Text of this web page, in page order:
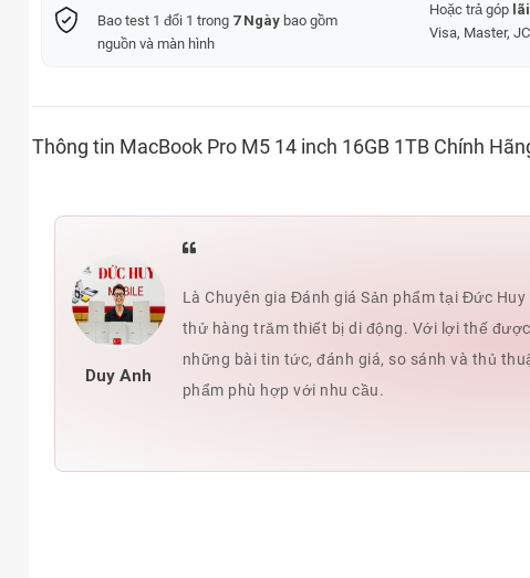
Bao test 1 đổi 1 trong 7 Ngàybao gồm
nguồn và màn hình
Hoặc trả góp
Visa, Master,
Thông tin MacBook Pro M5 14 inch 16GB 1TB Chính
Duy Anh
Là Chuyên gia Đánh giá Sản phẩm tại Đức
thử hàng trăm thiết bị di động. Với lợi thế
những bài tin tức, đánh giá, so sánh và thủ
phẩm phù hợp với nhu cầu.